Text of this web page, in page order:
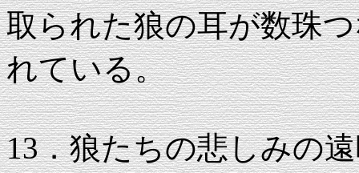
取られた狼の耳が数珠
れている。
13．狼たちの悲しみの